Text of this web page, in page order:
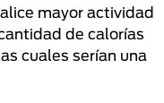
mayor actividad
de calorías
cuales serían una